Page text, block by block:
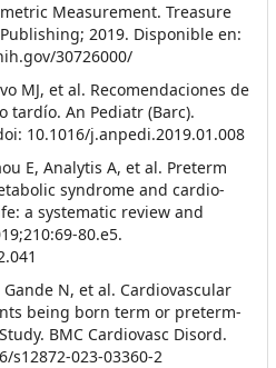
Measurement. Treasure
2019. Disponible en:
30726000/
MJ, et al. Recomendaciones de
An Pediatr (Barc).
10.1016/j.anpedi.2019.01.008
E, Analytis A, et al. Preterm
syndrome and cardio-
a systematic review and
80.e5.
Gande N, et al. Cardiovascular
being born term or preterm-
BMC Cardiovasc Disord.
s12872-023-03360-2